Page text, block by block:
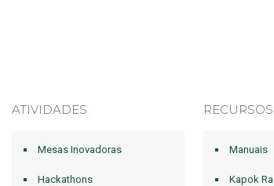
ATIVIDADES
Mesas Inovadoras
Hackathons
RECURSOS
Manuais
Kapok